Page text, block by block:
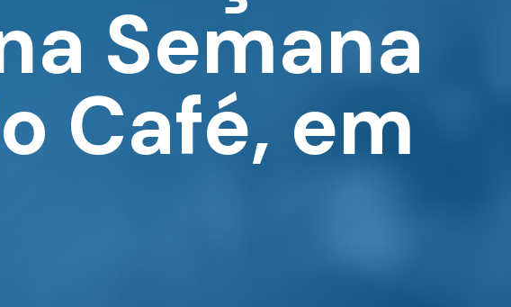
Semana
Café, em